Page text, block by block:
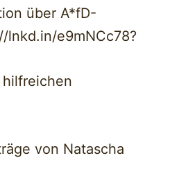
über A*fD-
lnkd.in/e9mNCc78?
von Natascha